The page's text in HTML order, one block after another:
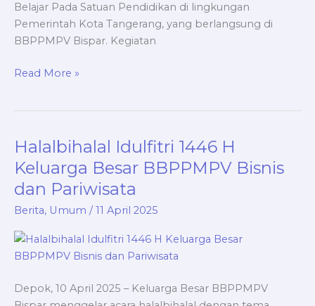
Belajar Pada Satuan Pendidikan di lingkungan
Pemerintah Kota Tangerang, yang berlangsung di
BBPPMPV Bispar. Kegiatan
Read More »
Halalbihalal Idulfitri 1446 H
Keluarga Besar BBPPMPV Bisnis
dan Pariwisata
Berita, Umum /11 April 2025
Depok, 10 April 2025 – Keluarga Besar BBPPMPV
Halalbihalal
Idulfitri
H
Keluarga
Besar
BBPPMPV
Bisnis
Pariwisata